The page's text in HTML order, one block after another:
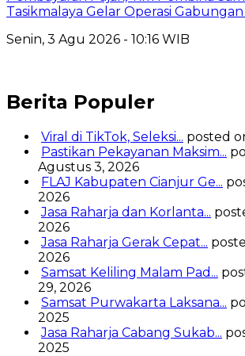
Tasikmalaya Gelar Operasi
Senin, 3 Agu 2026 - 10:16 WIB
Berita Populer
Viral di TikTok, Seleksi... posted
Pastikan Pekayanan Maksim...
Agustus 3, 2026
FLAJ Kabupaten Cianjur Ge...
2026
Jasa Raharja dan Korlanta...
2026
Jasa Raharja Gerak Cepat...
2026
Samsat Keliling Malam Pad...
29, 2026
Samsat Purwakarta Laksana...
2025
Jasa Raharja Cabang Sukab...
2025